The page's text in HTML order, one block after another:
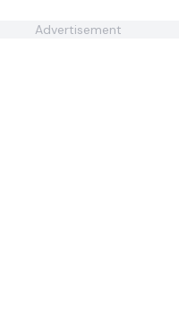
Advertisement